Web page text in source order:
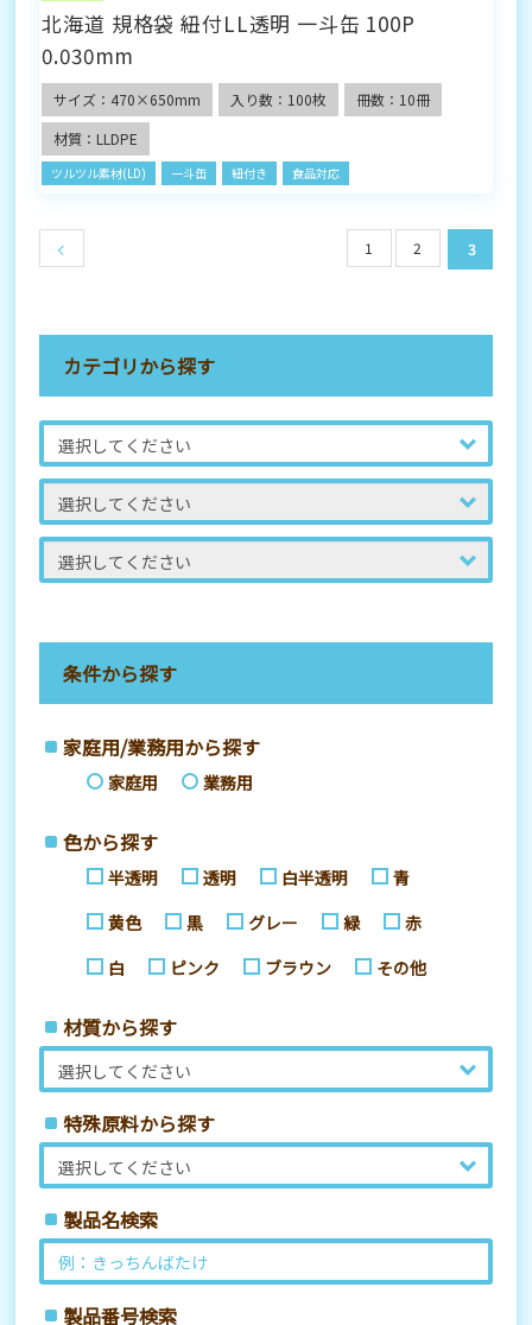
北海道 規格袋 紐付LL透明 一斗缶 100P
0.030mm
サイズ：470×650mm 入り数：100枚
冊数：10冊
材質：LLDPE
ツルツル素材(LD) 一斗缶 紐付き 食品対応
1 2 3
カテゴリから探す
条件から探す
家庭用/業務用から探す
家庭用 業務用
色から探す
半透明 透明 白半透明
青
黄色
黒 グレー 緑
赤
白
ピンク ブラウン その他
材質から探す
特殊原料から探す
製品名検索
製品番号検索